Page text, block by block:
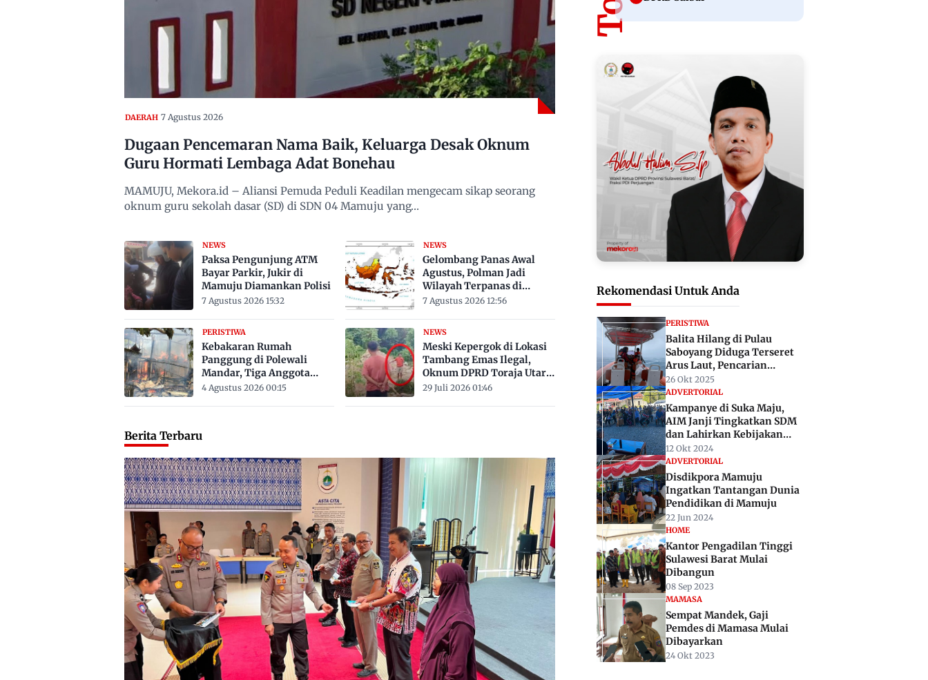
DAERAH 7 Agustus 2026
Dugaan Pencemaran Nama Baik, Keluarga Desak Oknum
Guru Hormati Lembaga Adat Bonehau
MAMUJU, Mekora.id – Aliansi Pemuda Peduli Keadilan mengecam sikap seorang
oknum guru sekolah dasar (SD) di SDN 04 Mamuju yang…
NEWS
Paksa Pengunjung ATM
Bayar Parkir, Jukir di
Mamuju Diamankan Polisi
7 Agustus 2026 15:32
NEWS
Gelombang Panas Awal
Agustus, Polman Jadi
Wilayah Terpanas di
Sulbar Suhu Lebih Dari 33
7 Agustus 2026 12:56
PERISTIWA
Kebakaran Rumah
Panggung di Polewali
Mandar, Tiga Anggota
Keluarga Tewas Terjebak
4 Agustus 2026 00:15
NEWS
Meski Kepergok di Lokasi
Tambang Emas Ilegal,
Oknum DPRD Toraja Utara
Belum Jadi Tersangka
29 Juli 2026 01:46
Berita Terbaru
Rekomendasi Untuk Anda
PERISTIWA
Balita Hilang di Pulau
Saboyang Diduga Terseret
Arus Laut, Pencarian
Diperluas hingga Perairan
Majene
26 Okt 2025
ADVERTORIAL
Kampanye di Suka Maju,
AIM Janji Tingkatkan SDM
dan Lahirkan Kebijakan
Pro-Petani Sawit
12 Okt 2024
ADVERTORIAL
Disdikpora Mamuju
Ingatkan Tantangan Dunia
Pendidikan di Mamuju
22 Jun 2024
HOME
Kantor Pengadilan Tinggi
Sulawesi Barat Mulai
Dibangun
08 Sep 2023
MAMASA
Sempat Mandek, Gaji
Pemdes di Mamasa Mulai
Dibayarkan
24 Okt 2023